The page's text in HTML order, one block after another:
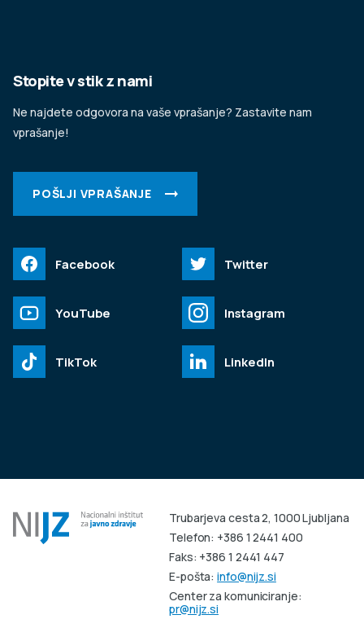
Trubarjeva cesta 2, 1000 Ljubljana
Telefon: +386 1 2441 400
Faks: +386 1 2441 447
E-pošta:info@nijz.si
Center za komuniciranje:
pr@nijz.si
Stopite v stik z nami
Ne najdete odgovora na vaše vprašanje? Zastavite nam
vprašanje!
POŠLJI VPRAŠANJE
Facebook Twitter
YouTube Instagram
TikTok LinkedIn